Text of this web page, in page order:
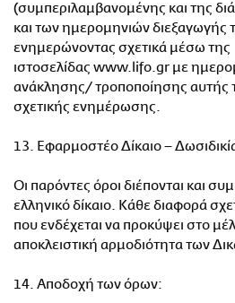
(συμπεριλαμβανομένης και της
και των ημερομηνιών
ενημερώνοντας σχετικά μέσω της
ιστοσελίδας www.lifo.gr με
ανάκλησης/ τροποποίησης αυτής
σχετικής ενημέρωσης.
13. Εφαρμοστέο Δίκαιο –
Οι παρόντες όροι διέπονται και
ελληνικό δίκαιο. Κάθε διαφορά
που ενδέχεται να προκύψει στο
αποκλειστική αρμοδιότητα των
14. Αποδοχή των όρων: